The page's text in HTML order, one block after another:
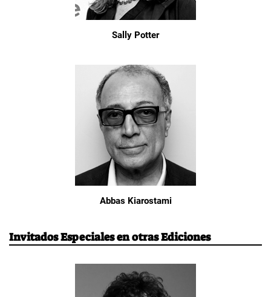
Sally Potter
Abbas Kiarostami
Invitados Especiales en otras Ediciones